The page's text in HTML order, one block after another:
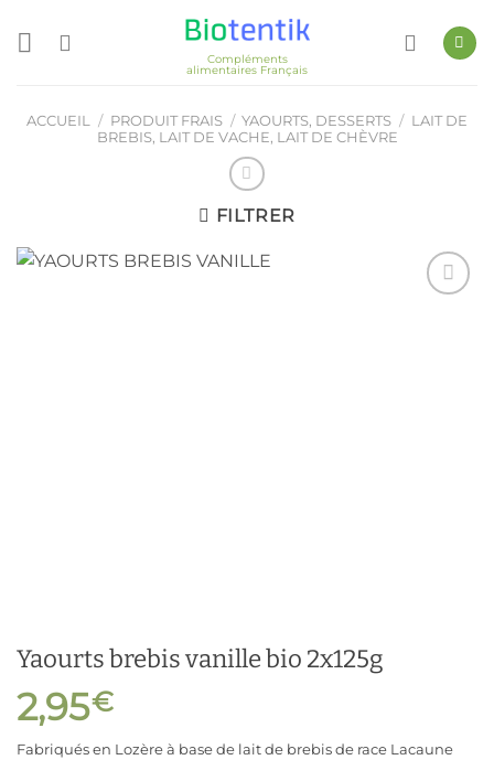
au
Compléments
alimentaires Français
ACCUEIL / PRODUIT FRAIS / YAOURTS, DESSERTS / LAIT DE
BREBIS, LAIT DE VACHE, LAIT DE CHÈVRE
FILTRER
Yaourts brebis vanille bio 2x125g
2,95€
Fabriqués en Lozère à base de lait de brebis de race Lacaune